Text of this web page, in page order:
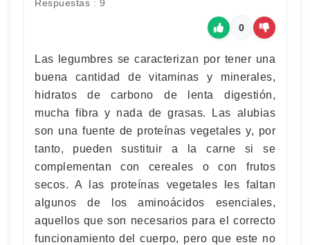
Respuestas : 9
0
Las legumbres se caracterizan por tener una
buena cantidad de vitaminas y minerales,
hidratos de carbono de lenta digestión,
mucha fibra y nada de grasas. Las alubias
son una fuente de proteínas vegetales y, por
tanto, pueden sustituir a la carne si se
complementan con cereales o con frutos
secos. A las proteínas vegetales les faltan
algunos de los aminoácidos esenciales,
aquellos que son necesarios para el correcto
funcionamiento del cuerpo, pero que este no